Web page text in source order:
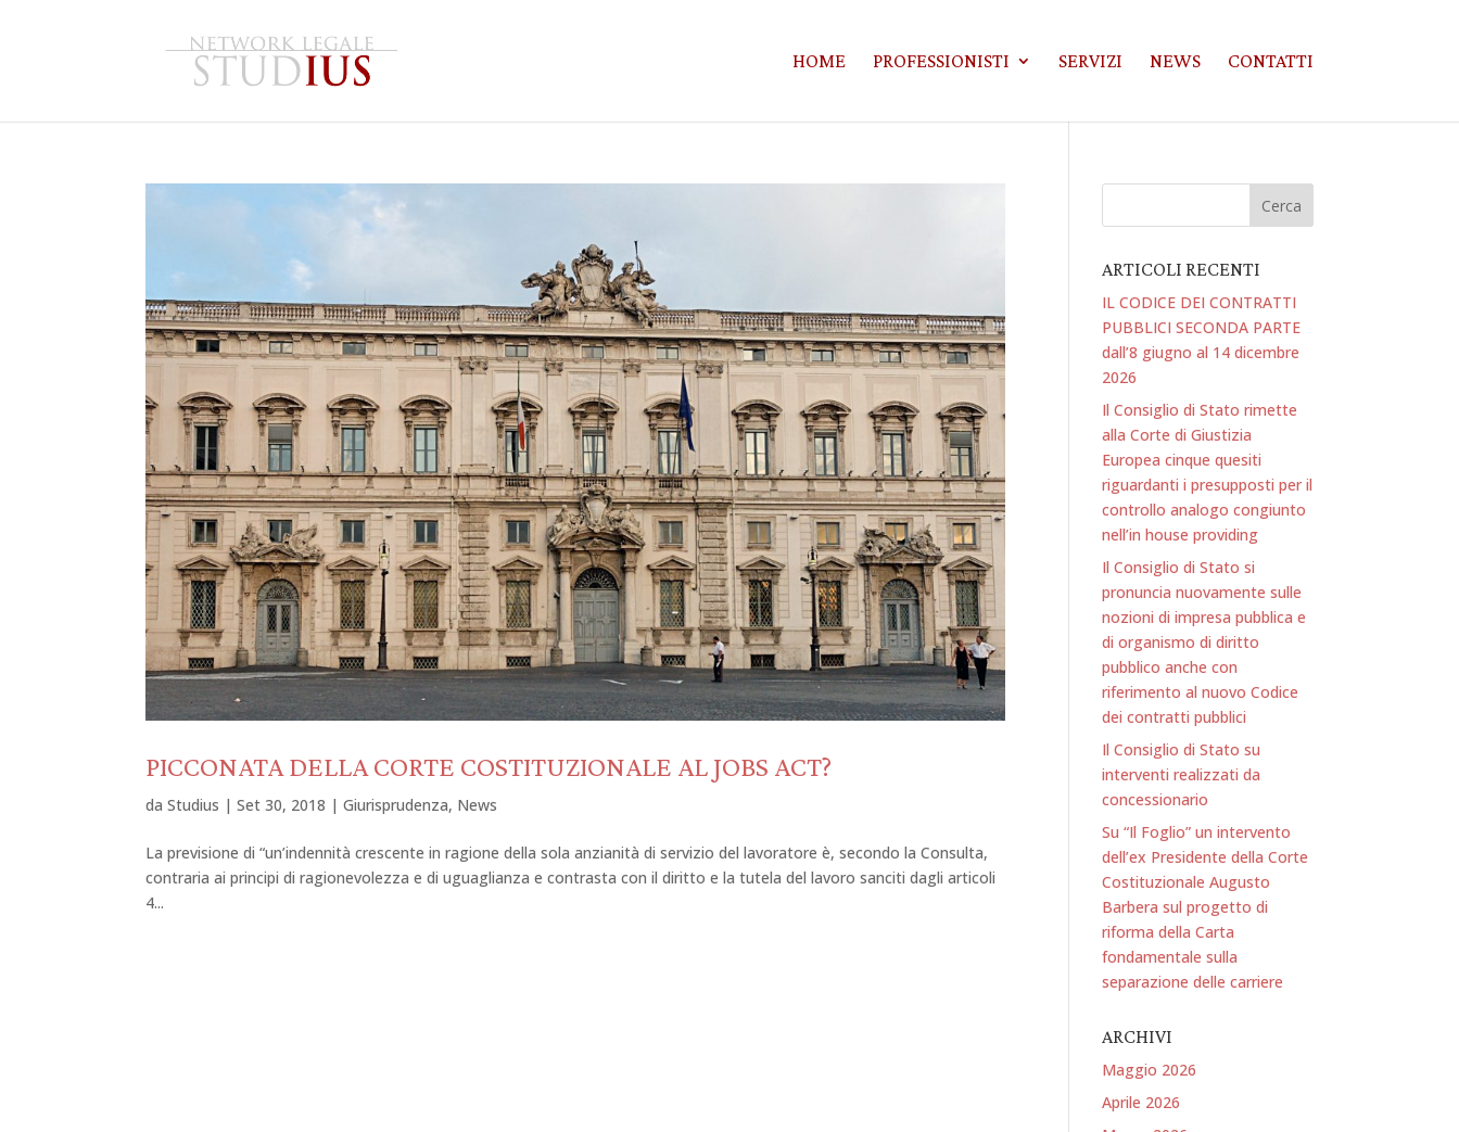
HOME PROFESSIONISTI SERVIZI NEWS CONTATTI
PICCONATA DELLA CORTE COSTITUZIONALE AL JOBS ACT?
daStudius |Set 30, 2018 |Giurisprudenza, News
La previsione di “un’indennità crescente in ragione della sola anzianità di servizio del lavoratore è, secondo la Consulta,
contraria ai principi di ragionevolezza e di uguaglianza e contrasta con il diritto e la tutela del lavoro sanciti dagli articoli
4...
ARTICOLI RECENTI
IL CODICE DEI CONTRATTI
PUBBLICI SECONDA PARTE
dall’8 giugno al 14 dicembre
2026
Il Consiglio di Stato rimette
alla Corte di Giustizia
Europea cinque quesiti
riguardanti i presupposti per il
controllo analogo congiunto
nell’in house providing
Il Consiglio di Stato si
pronuncia nuovamente sulle
nozioni di impresa pubblica e
di organismo di diritto
pubblico anche con
riferimento al nuovo Codice
dei contratti pubblici
Il Consiglio di Stato su
interventi realizzati da
concessionario
Su “Il Foglio” un intervento
dell’ex Presidente della Corte
Costituzionale Augusto
Barbera sul progetto di
riforma della Carta
fondamentale sulla
separazione delle carriere
ARCHIVI
Maggio 2026
Aprile 2026